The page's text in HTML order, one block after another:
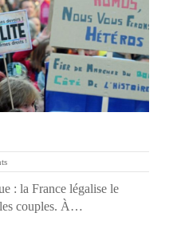
: la France légalise le
couples. À…